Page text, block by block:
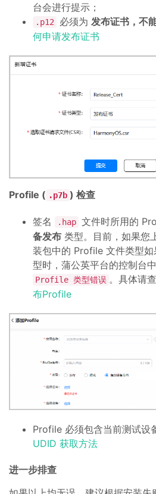
台会进行提示；
.p12 必须为 发布证书，不
何申请发布证书
Profile ( .p7b ) 检查
签名 .hap 文件时所用的
备发布 类型。目前，如果您
装包中的 Profile 文件类型如
型时，蒲公英平台的控制台
Profile 类型错误 。具体请
布Profile
Profile 必须包含当前测试设
UDID 获取方法
进一步排查